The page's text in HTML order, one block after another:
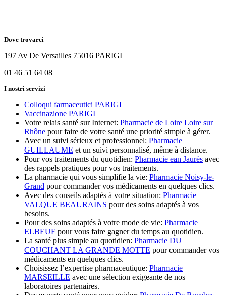
Dove trovarci
197 Av De Versailles 75016 PARIGI
01 46 51 64 08
I nostri servizi
Colloqui farmaceutici PARIGI
Vaccinazione PARIGI
Votre relais santé sur Internet: Pharmacie de Loire Loire sur
Rhône pour faire de votre santé une priorité simple à gérer.
Avec un suivi sérieux et professionnel: Pharmacie
GUILLAUME et un suivi personnalisé, même à distance.
Pour vos traitements du quotidien: Pharmacie ean Jaurès avec
des rappels pratiques pour vos traitements.
La pharmacie qui vous simplifie la vie: Pharmacie Noisy-le-
Grand pour commander vos médicaments en quelques clics.
Avec des conseils adaptés à votre situation: Pharmacie
VALQUE BEAURAINS pour des soins adaptés à vos
besoins.
Pour des soins adaptés à votre mode de vie: Pharmacie
ELBEUF pour vous faire gagner du temps au quotidien.
La santé plus simple au quotidien: Pharmacie DU
COUCHANT LA GRANDE MOTTE pour commander vos
médicaments en quelques clics.
Choisissez l’expertise pharmaceutique: Pharmacie
MARSEILLE avec une sélection exigeante de nos
laboratoires partenaires.